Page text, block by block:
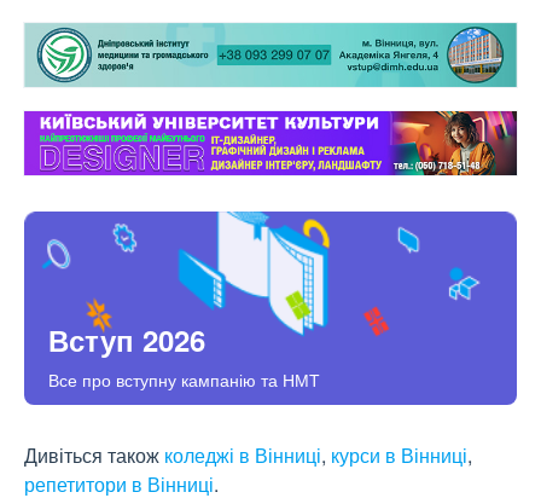
Вступ 2026
Все про вступну кампанію та НМТ
Дивіться також коледжі в Вінниці, курси в Вінниці,
репетитори в Вінниці.